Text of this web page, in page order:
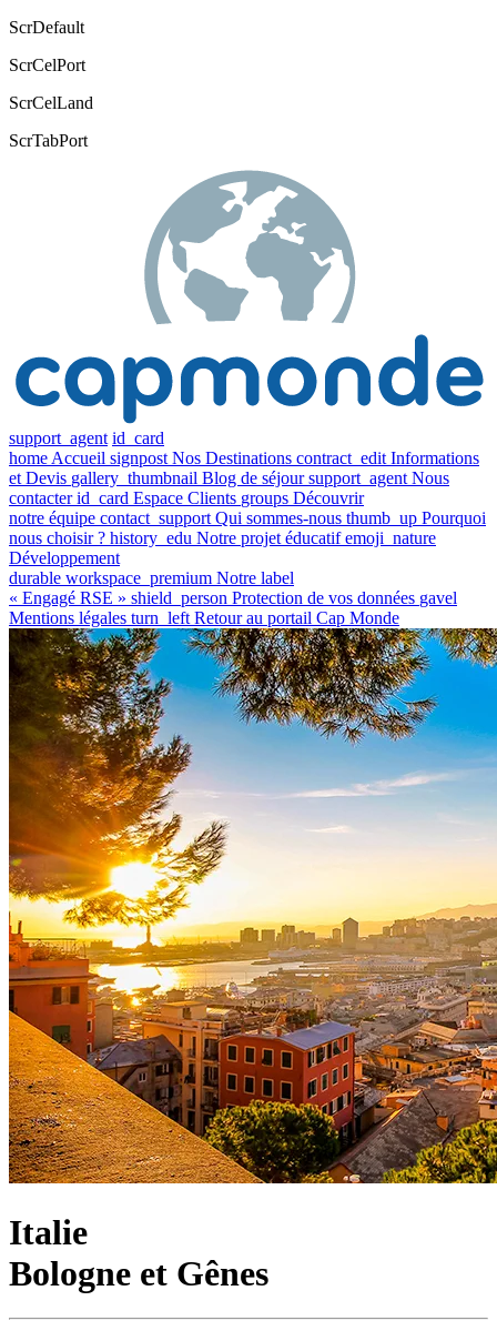
ScrDefault
ScrCelPort
ScrCelLand
ScrTabPort
support_agent id_card
homeAccueil signpost Nos Destinations contract_edit Informations
et Devis gallery_thumbnail Blog de séjour support_agent Nous
contacter id_card Espace Clients groups Découvrir
notre équipe contact_support Qui sommes-nous thumb_up Pourquoi
nous choisir ? history_edu Notre projet éducatif emoji_nature
Développement
durable workspace_premium Notre label
« Engagé RSE » shield_person Protection de vos données gavel
Mentions légales turn_left Retour au portail Cap Monde
Italie
Bologne et Gênes